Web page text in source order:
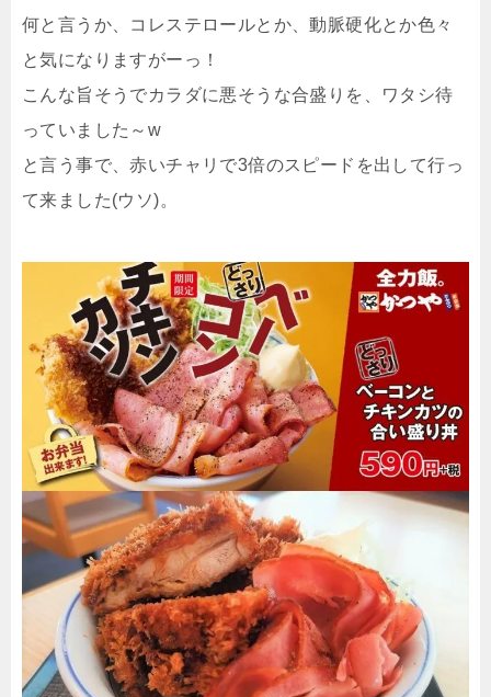
何と言うか、コレステロールとか、動脈硬化とか色々
と気になりますがーっ！
こんな旨そうでカラダに悪そうな合盛りを、ワタシ待
っていました～w
と言う事で、赤いチャリで3倍のスピードを出して行っ
て来ました(ウソ)。